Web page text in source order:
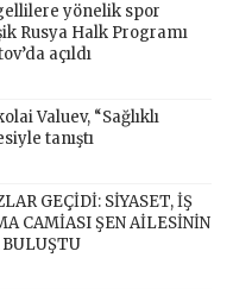
yönelik spor
Rusya Halk Programı
açıldı
Valuev, “Sağlıklı
tanıştı
GEÇİDİ: SİYASET, İŞ
CAMİASI ŞEN AİLESİNİN